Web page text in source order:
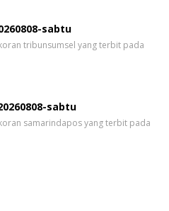
sabtu
tribunsumsel yang terbit pada
sabtu
samarindapos yang terbit pada